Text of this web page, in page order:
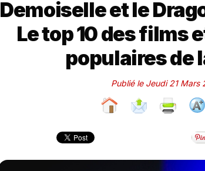
Demoiselle et le
Le top 10 des films
populaires de
Publié le Jeudi 21 Mars